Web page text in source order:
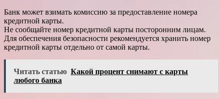
Банк может взимать комиссию за предоставление номера
кредитной карты.
Не сообщайте номер кредитной карты посторонним лицам.
Для обеспечения безопасности рекомендуется хранить номер
кредитной карты отдельно от самой карты.
Читать статью Какой процент снимают с карты
любого банка